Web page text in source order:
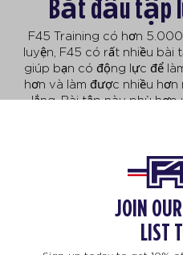
Bắt đầu tập
F45 Training có hơn
luyện, F45 có rất nhiều bài
giúp bạn có động lực để
hơn và làm được nhiều
lắng. Bài tập này phù hợp
trạng. Các bài tập đa
Khám phá các
JOIN
LIST